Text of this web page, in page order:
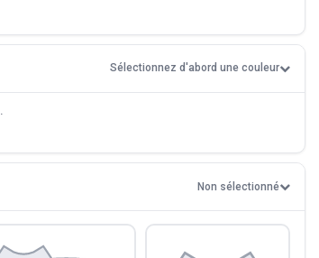
Sélectionnez d'abord une couleur
Non sélectionné